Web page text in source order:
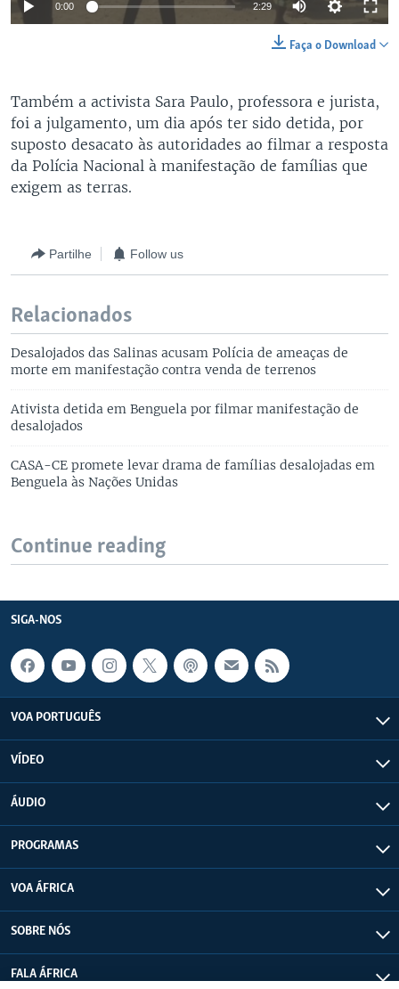
0:00 2:29
Faça o Download
Também a activista Sara Paulo, professora e jurista,
foi a julgamento, um dia após ter sido detida, por
suposto desacato às autoridades ao filmar a resposta
da Polícia Nacional à manifestação de famílias que
exigem as terras.
Partilhe Follow us
Relacionados
Desalojados das Salinas acusam Polícia de ameaças de
morte em manifestação contra venda de terrenos
Ativista detida em Benguela por filmar manifestação de
desalojados
CASA-CE promete levar drama de famílias desalojadas em
Benguela às Nações Unidas
Continue reading
SIGA-NOS
VOA PORTUGUÊS
VÍDEO
ÁUDIO
PROGRAMAS
VOA ÁFRICA
SOBRE NÓS
FALA ÁFRICA